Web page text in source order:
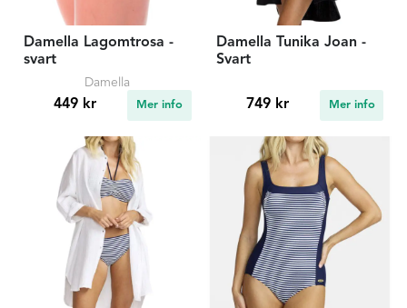
Damella Lagomtrosa -
svart
Damella
449 kr Mer info
Damella Tunika Joan -
Svart
749 kr Mer info